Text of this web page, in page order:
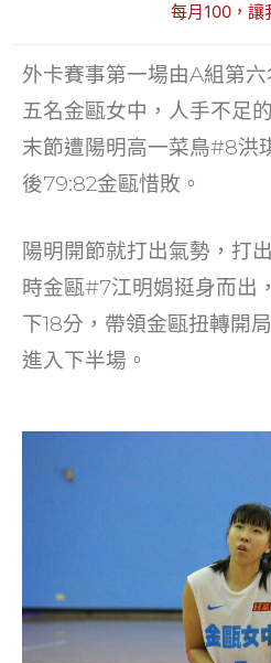
e
b
o
o
k
itt
er
ai
l
C
h
at
每月100，讓
外卡賽事第一場由A組第
五名金甌女中，人手不足
末節遭陽明高一菜鳥#8洪
後79:82金甌惜敗。
陽明開節就打出氣勢，打
時金甌#7江明娟挺身而出
下18分，帶領金甌扭轉開
進入下半場。